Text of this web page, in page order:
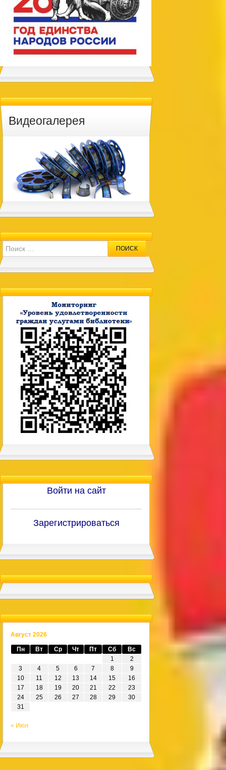
Видеогалерея
Search for:
Войти на сайт
Зарегистрироваться
Август 2026
Пн Вт Ср Чт Пт Сб
Вс
1
2
3
4 5 6 7 8
9
10
11 12 13 14 15
16
17
18 19 20 21 22
23
24
25 26 27 28 29
30
31
« Июл